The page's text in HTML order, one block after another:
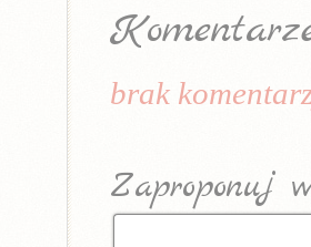
brak
Zaproponuj